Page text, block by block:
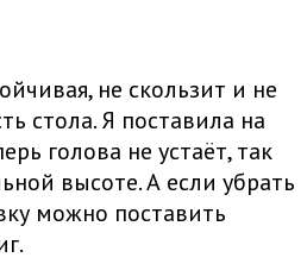
не скользит и не
стола. Я поставила на
голова не устаёт, так
высоте. А если убрать
можно поставить